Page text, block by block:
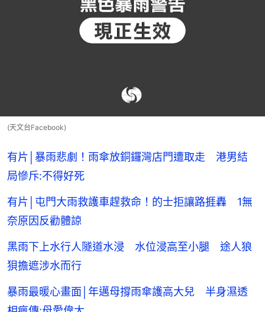
(天文台Facebook)
有片│暴雨悲劇！雨傘放銅鑼灣店門遭取走 港男結
局慘斥:不得好死
有片│屯門大雨救護車趕救命！的士拒讓路捱轟 1無
奈原因反勸體諒
黑雨下上水行人隧道水浸 水位浸高至小腿 途人狼
狽擔遮涉水而行
暴雨最暖心畫面│年邁母撐雨傘護高大兒 半身濕透